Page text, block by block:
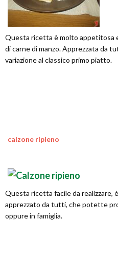
Questa ricetta è molto appetitosa
di carne di manzo. Apprezzata da
variazione al classico primo piatto.
calzone ripieno
Questa ricetta facile da realizzare,
apprezzato da tutti, che potette
oppure in famiglia.